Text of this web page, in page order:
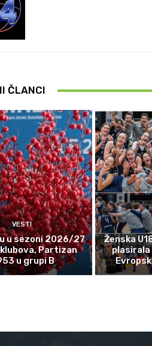
ČLANCI
VESTI
u sezoni 2026/27
klubova, Partizan
u grupi B
Ženska
plasirala